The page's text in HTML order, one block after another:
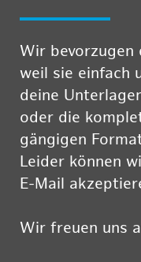
Wir bevorzugen
weil sie einfach
deine
oder die
gängigen
Leider können
E-Mail
Wir freuen uns